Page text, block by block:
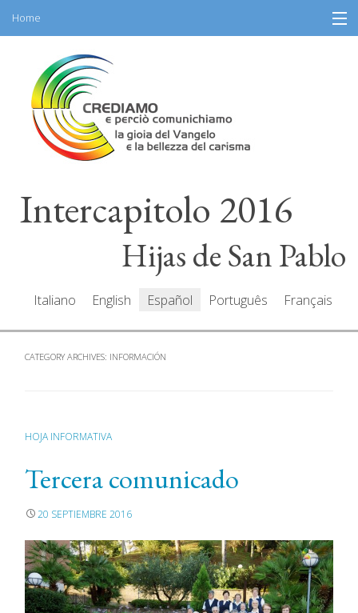
content
Home
Información
Programa
Participantes
Recursos
Intercapitolo 2016
Hijas de San Pablo
Italiano English Español Português Français
CATEGORY ARCHIVES: INFORMACIÓN
HOJA INFORMATIVA
Tercera comunicado
20 SEPTIEMBRE 2016